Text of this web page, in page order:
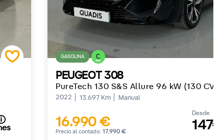
GASOLINA C
PEUGEOT 308
PureTech 130 S&S Allure 96 kW (130 CV)
2022 13.697 Km Manual
16.990 €
Precio al contado: 17.990 €
Desde